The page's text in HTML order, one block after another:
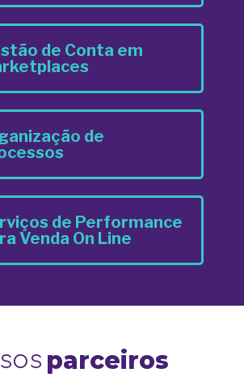
de Conta em
de
de Performance
Venda On Line
parceiros